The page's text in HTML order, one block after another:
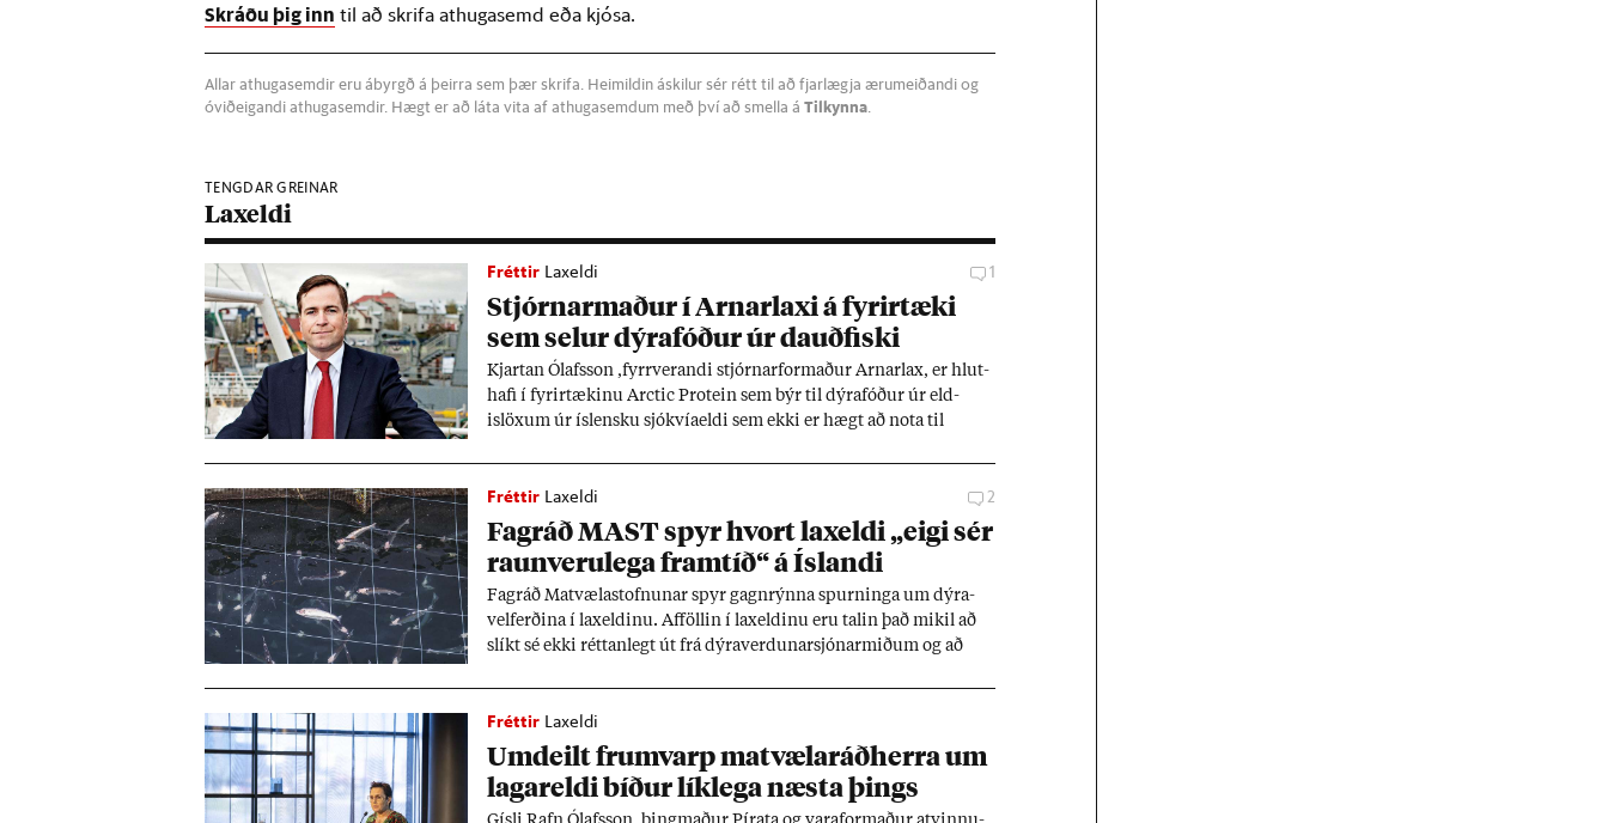
Skráðu þig inn til að skrifa athugasemd eða kjósa.
Allar athugasemdir eru ábyrgð á þeirra sem þær skrifa. Heimildin áskilur sér rétt til að fjarlægja ærumeiðandi og
óviðeigandi athugasemdir. Hægt er að láta vita af athugasemdum með því að smella áTilkynna
TENGDAR GREINAR
Laxeldi
Fréttir Laxeldi 1
Stjórn­ar­mað­ur í Arn­ar­laxi á fyr­ir­tæki
sem sel­ur dýra­fóð­ur úr dauð­fiski
Kjart­an Ólafs­son ,fyrr­ver­andi stjórn­ar­formað­ur Arn­ar­lax, er hlut­
hafi í fyr­ir­tæk­inu Arctic Protein sem býr til dýra­fóð­ur úr eld­
islöx­um úr ís­lensku sjókvía­eldi sem ekki er hægt að nota til
Fréttir Laxeldi 2
Fagráð MAST spyr hvort lax­eldi „eigi sér
raun­veru­lega fram­tíð“ á Ís­landi
Fagráð Mat­væla­stofn­un­ar spyr gagn­rýnna spurn­inga um dýra­
vel­ferð­ina í lax­eld­inu. Af­föll­in í lax­eld­inu eru tal­in það mik­il að
slíkt sé ekki rétt­an­legt út frá dýra­ver­d­un­ar­sjón­ar­mið­um og að
Fréttir Laxeldi
Um­deilt frum­varp mat­væla­ráð­herra um
lagar­eldi bíð­ur lík­lega næsta þings